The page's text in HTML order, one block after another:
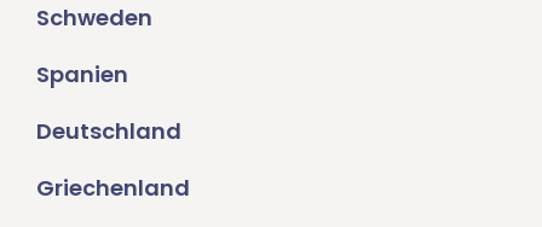
Schweden
Spanien
Deutschland
Griechenland